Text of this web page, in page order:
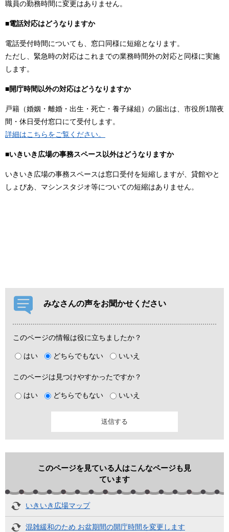
職員の勤務時間に変更はありません。
■電話対応はどうなりますか
電話受付時間についても、窓口同様に短縮となります。
ただし、緊急時の対応はこれまでの業務時間外の対応と同様に実施
します。
■開庁時間以外の対応はどうなりますか
戸籍（婚姻・離婚・出生・死亡・養子縁組）の届出は、市役所1階夜
間・休日受付窓口にて受付します。
​詳細はこちらをご覧ください。
■いきいき広場の事務スペース以外はどうなりますか
いきいき広場の事務スペースは窓口受付を短縮しますが、貸館やと
しょぴあ、マシンスタジオ等についての短縮はありません。
みなさんの声をお聞かせください
このページの情報は役に立ちましたか？
はい どちらでもない いいえ
このページは見つけやすかったですか？
はい どちらでもない いいえ
このページを見ている人はこんなページも見
ています
いきいき広場マップ
混雑緩和のため お盆期間の開庁時間を変更します